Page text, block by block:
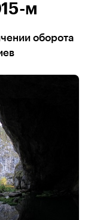
м
оборота